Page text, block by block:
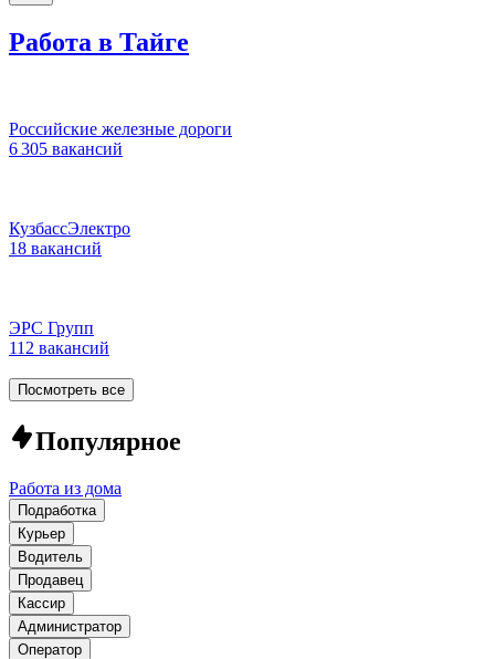
Работа в Тайге
Российские железные дороги
6 305 вакансий
КузбассЭлектро
18 вакансий
ЭРС Групп
112 вакансий
Посмотреть все
Популярное
Работа из дома
Подработка
Курьер
Водитель
Продавец
Кассир
Администратор
Оператор